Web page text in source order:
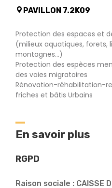
PAVILLON 7.2K09
Protection des espaces et
(milieux aquatiques, forets,
montagnes...)
Protection des espèces
des voies migratoires
Rénovation-réhabilitation-
friches et bâtis Urbains
En savoir plus
RGPD
Raison sociale : CAISSE